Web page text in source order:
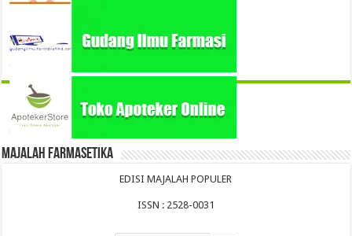
Majalah Farmasetika
EDISI MAJALAH POPULER
ISSN : 2528-0031